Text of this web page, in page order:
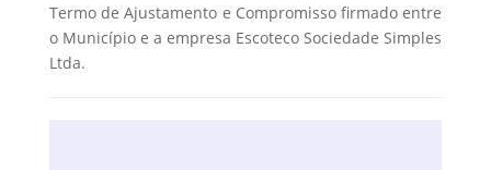
Termo de Ajustamento e Compromisso firmado entre
o Município e a empresa Escoteco Sociedade Simples
Ltda.